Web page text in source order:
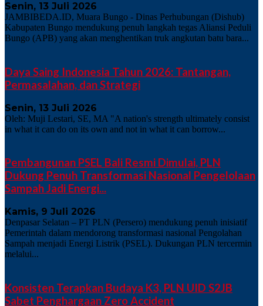
Senin, 13 Juli 2026
JAMBIBEDA.ID, Muara Bungo - Dinas Perhubungan (Dishub)
Kabupaten Bungo mendukung penuh langkah tegas Aliansi Peduli
Bungo (APB) yang akan menghentikan truk angkutan batu bara...
Daya Saing Indonesia Tahun 2026: Tantangan,
Permasalahan, dan Strategi
Senin, 13 Juli 2026
Oleh: Muji Lestari, SE, MA "A nation's strength ultimately consist
in what it can do on its own and not in what it can borrow...
Pembangunan PSEL Bali Resmi Dimulai, PLN
Dukung Penuh Transformasi Nasional Pengelolaan
Sampah Jadi Energi...
Kamis, 9 Juli 2026
Denpasar Selatan – PT PLN (Persero) mendukung penuh inisiatif
Pemerintah dalam mendorong transformasi nasional Pengolahan
Sampah menjadi Energi Listrik (PSEL). Dukungan PLN tercermin
melalui...
Konsisten Terapkan Budaya K3, PLN UID S2JB
Sabet Penghargaan Zero Accident